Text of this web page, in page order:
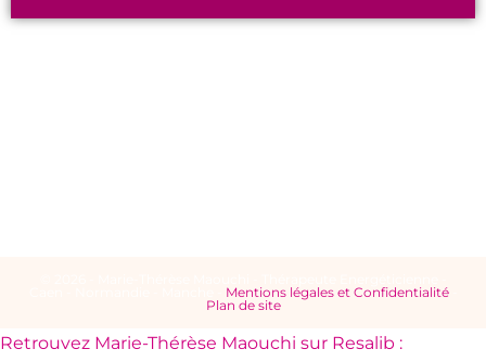
Mentions légales et Confidentialité-
Plan de site
Retrouvez Marie-Thérèse Maouchi sur Resalib :